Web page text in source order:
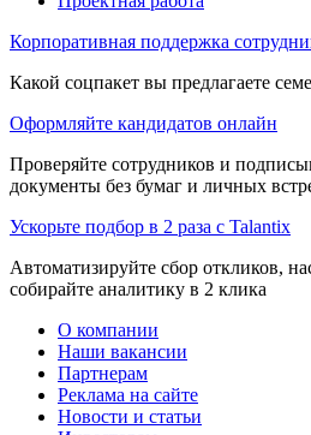
Корпоративная поддержка
Какой соцпакет вы предлагаете
Оформляйте кандидатов онлайн
Проверяйте сотрудников и
документы без бумаг и личных
Ускорьте подбор в 2 раза с Talantix
Автоматизируйте сбор откликов,
собирайте аналитику в 2 клика
О компании
Наши вакансии
Партнерам
Реклама на сайте
Новости и статьи